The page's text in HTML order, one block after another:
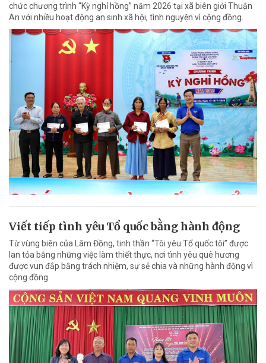
chức chương trình “Kỳ nghỉ hồng” năm 2026 tại xã biên giới Thuận
An với nhiều hoạt động an sinh xã hội, tình nguyện vì cộng đồng.
Viết tiếp tình yêu Tổ quốc bằng hành động
Từ vùng biên của Lâm Đồng, tinh thần “Tôi yêu Tổ quốc tôi” được
lan tỏa bằng những việc làm thiết thực, nơi tình yêu quê hương
được vun đắp bằng trách nhiệm, sự sẻ chia và những hành động vì
cộng đồng.